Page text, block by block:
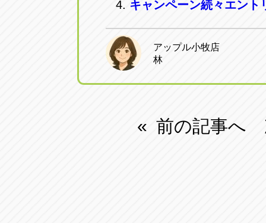
キャンペーン続々エント
アップル小牧店
林
« 前の記事へ